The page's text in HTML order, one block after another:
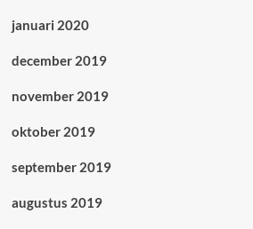
januari 2020
december 2019
november 2019
oktober 2019
september 2019
augustus 2019